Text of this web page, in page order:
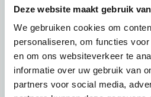
Deze website maakt gebruik
We gebruiken cookies om
personaliseren, om functies
en om ons websiteverkeer te
informatie over uw gebruik van
partners voor social media,
Tip 1:
Schrijf een duidelijke
informatie mee:
Ben je student, werkachtig of